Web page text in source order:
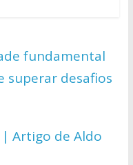
fundamental
superar desafios
Artigo de Aldo